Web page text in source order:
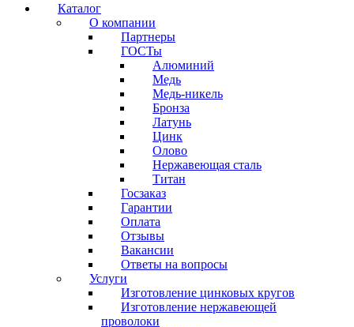
Каталог
О компании
Партнеры
ГОСТы
Алюминий
Медь
Медь-никель
Бронза
Латунь
Цинк
Олово
Нержавеющая сталь
Титан
Госзаказ
Гарантии
Оплата
Отзывы
Вакансии
Ответы на вопросы
Услуги
Изготовление цинковых кругов
Изготовление нержавеющей
проволоки